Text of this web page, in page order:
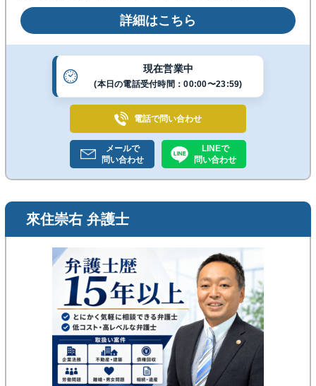
覚」と「スピーディーな対応」が強み！粘り強く戦い
抜く弁護士を理想としています。◎休日夜間対応◎溜
池山王駅から３０秒
詳細はこちら
現在営業中
(本日の電話受付時間：00:00〜23:59)
電話で問い合わせ
メールで
問い合わせ
LINEで
問い合わせ
來住崇右 弁護士